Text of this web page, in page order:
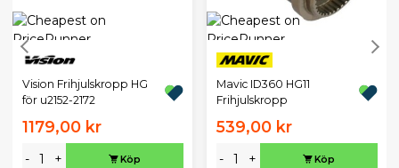
Vision Frihjulskropp HG
för u2152-2172
1179,00 kr
- + Köp
Mavic ID360 HG11
Frihjulskropp
539,00 kr
- + Köp